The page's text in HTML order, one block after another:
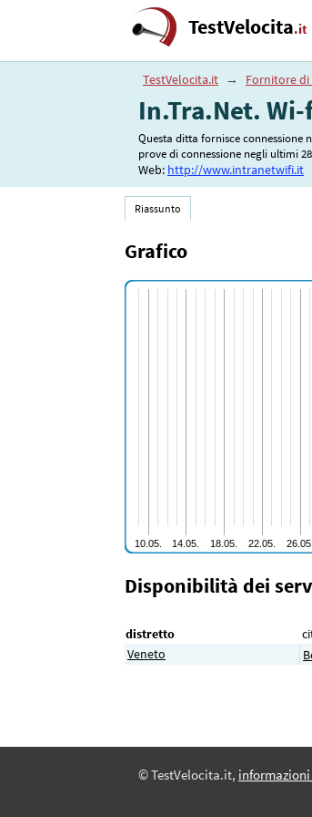
TestVelocita.it
TestVelocita.it → Fornitore
In.Tra.Net.
Questa ditta fornisce connessione
prove di connessione negli ultimi
Web: http://www.intranetwifi.it
Riassunto
Grafico
Disponibilità dei
distretto
Veneto
© TestVelocita.it,